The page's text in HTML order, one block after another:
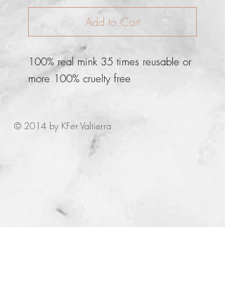
Add to Cart
100% real mink 35 times reusable or
more 100% cruelty free
© 2014 by KFer Valtierra